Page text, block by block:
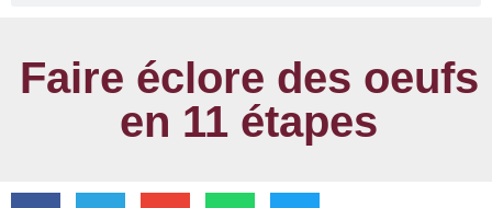
Faire éclore des oeufs
en 11 étapes